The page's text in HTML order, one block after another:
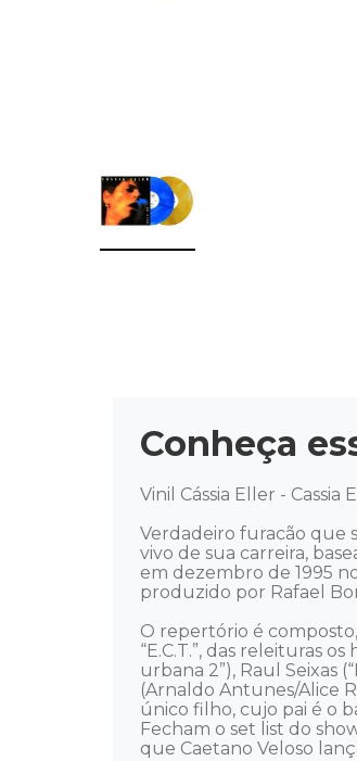
Conheça
Vinil Cássia Eller -
Verdadeiro furacão que
vivo de sua carreira,
em dezembro de 1995
produzido por Rafael
O repertório é
“E.C.T.”, das releituras
urbana 2”), Raul Seixas
(Arnaldo Antunes/Alice
único filho, cujo pai é o
Fecham o set list do
que Caetano Veloso